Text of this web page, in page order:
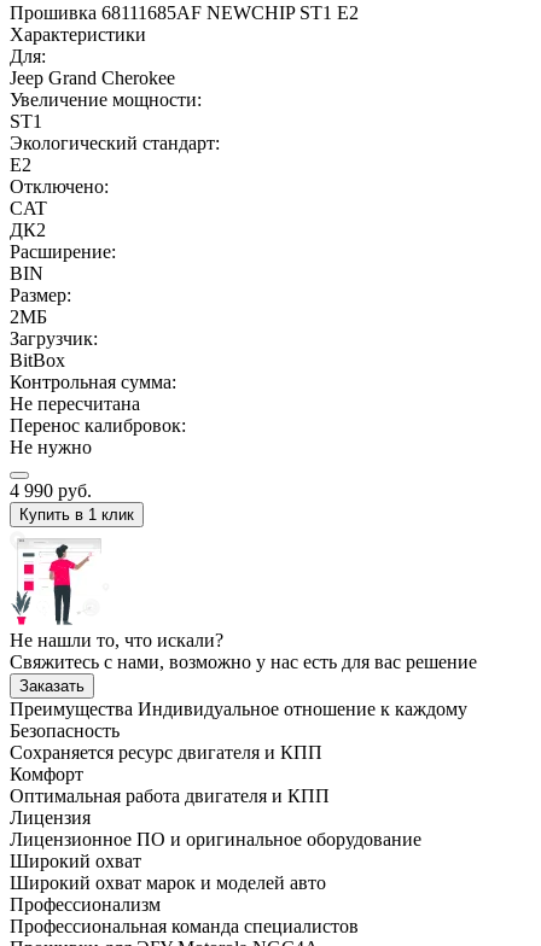
Прошивка 68111685AF NEWCHIP ST1 E2
Характеристики
Для:
Jeep Grand Cherokee
Увеличение мощности:
ST1
Экологический стандарт:
E2
Отключено:
CAT
ДК2
Расширение:
BIN
Размер:
2МБ
Загрузчик:
BitBox
Контрольная сумма:
Не пересчитана
Перенос калибровок:
Не нужно
4 990 руб.
Купить в 1 клик
Не нашли то, что искали?
Свяжитесь с нами, возможно у нас есть для вас решение
Заказать
Преимущества Индивидуальное отношение к каждому
Безопасность
Сохраняется ресурс двигателя и КПП
Комфорт
Оптимальная работа двигателя и КПП
Лицензия
Лицензионное ПО и оригинальное оборудование
Широкий охват
Широкий охват марок и моделей авто
Профессионализм
Профессиональная команда специалистов